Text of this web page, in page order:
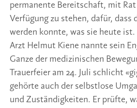
permanente Bereitschaft, mit
Verfügung zu stehen, dafür, dass
werden konnte, was sie heute ist.
Arzt Helmut Kiene nannte sein
Ganze der medizinischen
Trauerfeier am 24. Juli schlicht
gehörte auch der selbstlose
und Zuständigkeiten. Er prüfte,